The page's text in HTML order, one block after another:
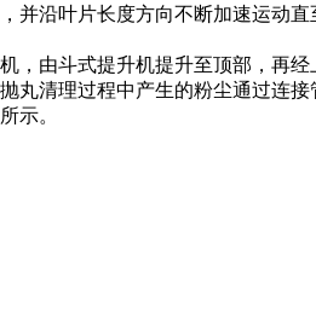
沿叶片长度方向不断加速运动
由斗式提升机提升至顶部，再
清理过程中产生的粉尘通过连
示。